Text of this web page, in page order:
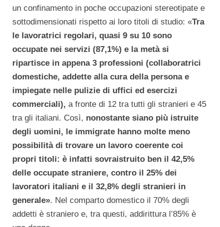
un confinamento in poche occupazioni stereotipate e
sottodimensionati rispetto ai loro titoli di studio: «Tra
le lavoratrici regolari, quasi 9 su 10 sono
occupate nei servizi (87,1%) e la metà si
ripartisce in appena 3 professioni (collaboratrici
domestiche, addette alla cura della persona e
impiegate nelle pulizie di uffici ed esercizi
commerciali), a fronte di 12 tra tutti gli stranieri e 45
tra gli italiani. Così, nonostante siano più istruite
degli uomini, le immigrate hanno molte meno
possibilità di trovare un lavoro coerente coi
propri titoli: è infatti sovraistruito ben il 42,5%
delle occupate straniere, contro il 25% dei
lavoratori italiani e il 32,8% degli stranieri in
generale». Nel comparto domestico il 70% degli
addetti è straniero e, tra questi, addirittura l’85% è